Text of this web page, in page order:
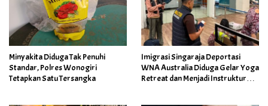
Minyakita Diduga Tak Penuhi
Standar, Polres Wonogiri
Tetapkan Satu Tersangka
Imigrasi Singaraja Deportasi
WNA Australia Diduga Gelar Yoga
Retreat dan Menjadi Instruktur